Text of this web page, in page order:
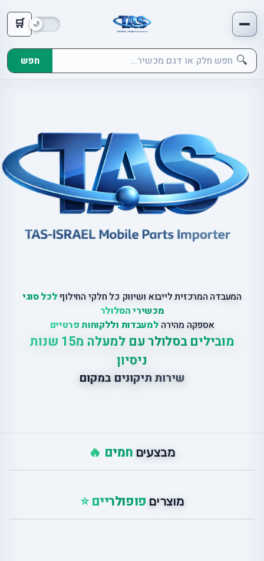
🛒
🔍 חפש
המעבדה המרכזית לייבוא ושיווק כל חלקי החילוףלכל סוגי
מכשירי הסלולר
אספקה מהירה למעבדות וללקוחות פרטיים
מובילים בסלולר עם למעלה מ15 שנות
ניסיון
שירות תיקונים במקום
מבצעים חמים 🔥
מוצרים פופולריים ⭐